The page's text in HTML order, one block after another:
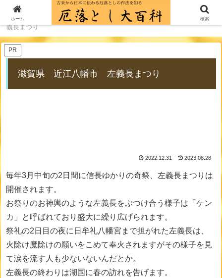
厄落とし歳時記一覧
滋賀県 近江八幡市 左
義長まつり
PR
滋賀県 近江八幡市 左義長まつり
2022.12.31 2023.08.28
毎年3月中旬の2日間に信長ゆかりの奇祭、左義長まつりは
開催されます。
お祭りのお神輿のような左義長をぶつけ合う様子は「ケン
カ」と呼ばれており盛大に繰り広げられます。
祭礼の2日目の夜に日牟礼八幡宮まで担がれた左義長は、
火除け魔除けの願いをこめて奉火されますがその様子を見
て涙を流す人も少ないないんだとか。
左義長の終わりは湖国に春の訪れを告げます。
ホーム 検索